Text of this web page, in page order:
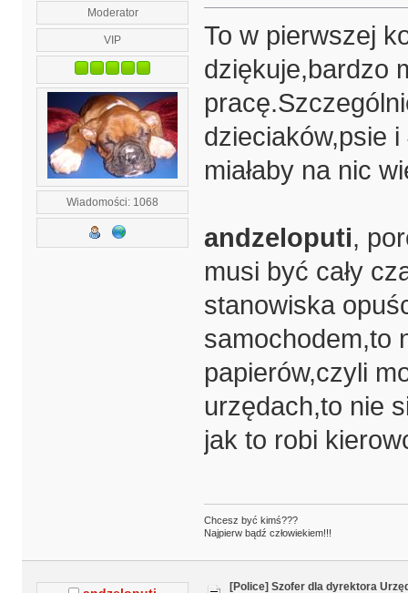
Moderator
VIP
Wiadomości: 1068
To w pierwszej
dziękuje,bardzo
dzieciaków,psie
miałaby na nic
andzeloputi,
musi być cały
stanowiska
samochodem,to
papierów,czyli
urzędach,to nie
jak to robi
Chcesz być kimś???
Najpierw bądź człowiekiem!!!
[Police] Szofer dla dyrektora